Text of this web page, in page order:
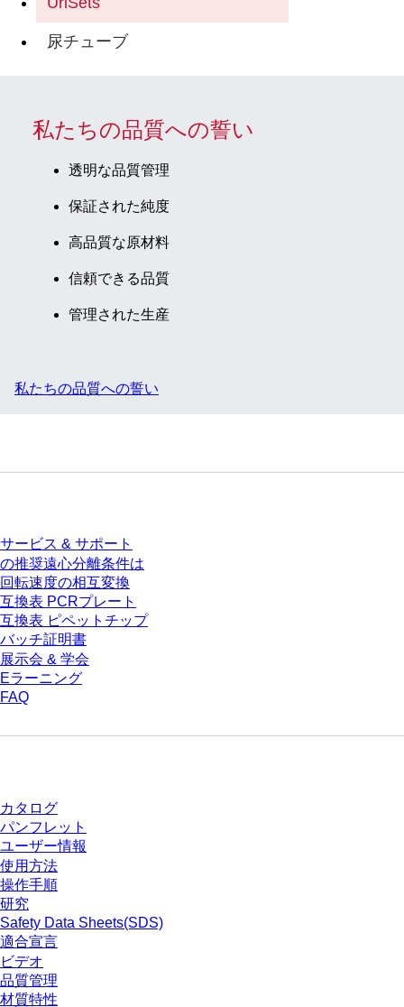
尿チューブ
私たちの品質への誓い
透明な品質管理
保証された純度
高品質な原材料
信頼できる品質
管理された生産
私たちの品質への誓い
サービス & サポート
の推奨遠心分離条件は
回転速度の相互変換
互換表 PCRプレート
互換表 ピペットチップ
バッチ証明書
展示会 & 学会
Eラーニング
FAQ
カタログ
パンフレット
ユーザー情報
使用方法
操作手順
研究
Safety Data Sheets(SDS)
適合宣言
ビデオ
品質管理
材質特性